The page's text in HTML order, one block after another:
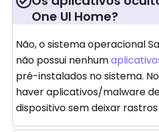
One UI Home?
Não, o sistema operacional
não possui nenhum
pré-instalados no sistema.
haver aplicativos/malware
dispositivo sem deixar